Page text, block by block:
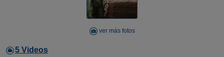
ver más fotos
5 Videos